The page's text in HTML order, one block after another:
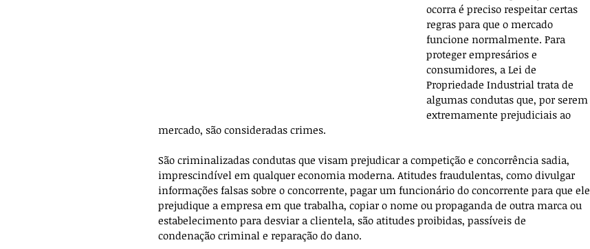
ocorra é preciso respeitar certas
regras para que o mercado
funcione normalmente. Para
proteger empresários e
consumidores, a Lei de
Propriedade Industrial trata de
algumas condutas que, por serem
extremamente prejudiciais ao
mercado, são consideradas crimes.
São criminalizadas condutas que visam prejudicar a competição e concorrência sadia,
imprescindível em qualquer economia moderna. Atitudes fraudulentas, como divulgar
informações falsas sobre o concorrente, pagar um funcionário do concorrente para que ele
prejudique a empresa em que trabalha, copiar o nome ou propaganda de outra marca ou
estabelecimento para desviar a clientela, são atitudes proibidas, passíveis de
condenação criminal e reparação do dano.